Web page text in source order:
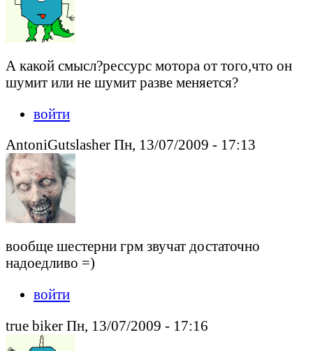
А какой смысл?рессурс мотора от того,что он
шумит или не шумит разве меняется?
войти
AntoniGutslasher Пн, 13/07/2009 - 17:13
вообще шестерни грм звучат достаточно
надоедливо =)
войти
true biker Пн, 13/07/2009 - 17:16